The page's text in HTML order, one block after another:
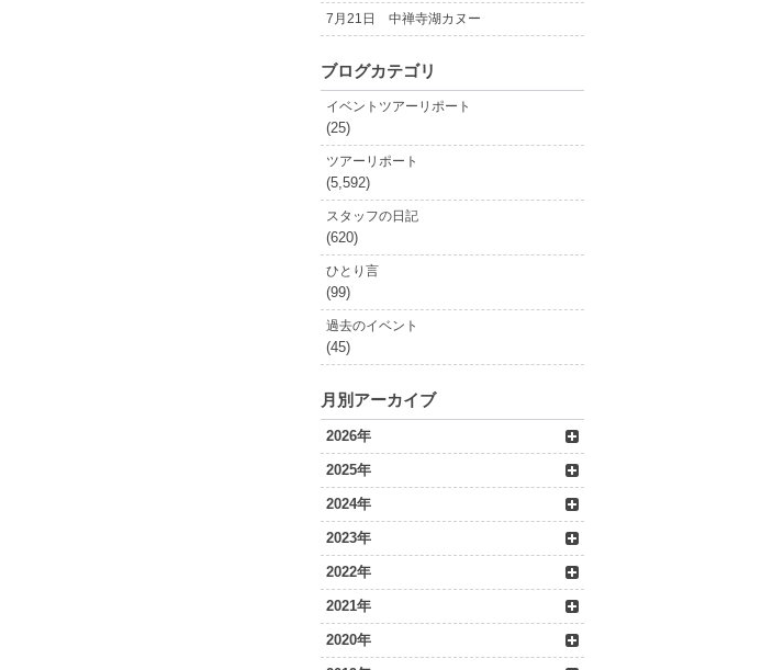
7月21日 中禅寺湖カヌー
ブログカテゴリ
イベントツアーリポート
(25)
ツアーリポート
(5,592)
スタッフの日記
(620)
ひとり言
(99)
過去のイベント
(45)
月別アーカイブ
2026年
2025年
2024年
2023年
2022年
2021年
2020年